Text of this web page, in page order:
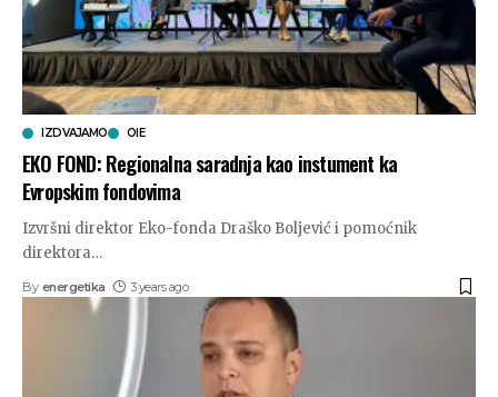
IZDVAJAMO OIE
EKO FOND: Regionalna saradnja kao instument ka
Evropskim fondovima
Izvršni direktor Eko-fonda Draško Boljević i pomoćnik
direktora…
By energetika 3 years ago